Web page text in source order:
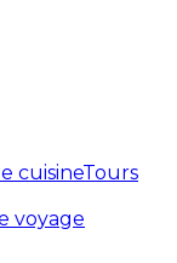
cuisineTours
voyage